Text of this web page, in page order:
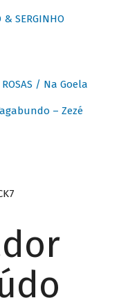
& SERGINHO
ROSAS / Na Goela
– Zezé